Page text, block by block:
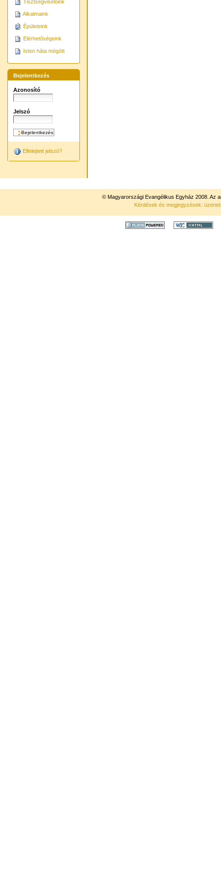
Tisztségviselőink
Alkalmaink
Épületeink
Elérhetőségeink
Isten háta mögött
Bejelentkezés
Azonosító
Jelszó
Elfelejtett jelszó?
© Magyarországi Evangélikus Egyház 2008. Az
Kérdések és megjegyzések: